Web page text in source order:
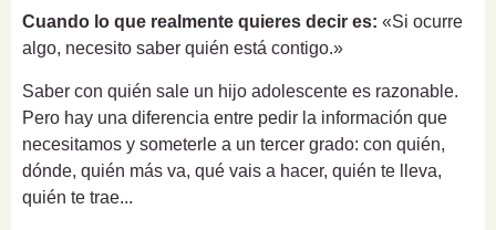
Cuando lo que realmente quieres decir es: «Si ocurre
algo, necesito saber quién está contigo.»
Saber con quién sale un hijo adolescente es razonable.
Pero hay una diferencia entre pedir la información que
necesitamos y someterle a un tercer grado: con quién,
dónde, quién más va, qué vais a hacer, quién te lleva,
quién te trae...